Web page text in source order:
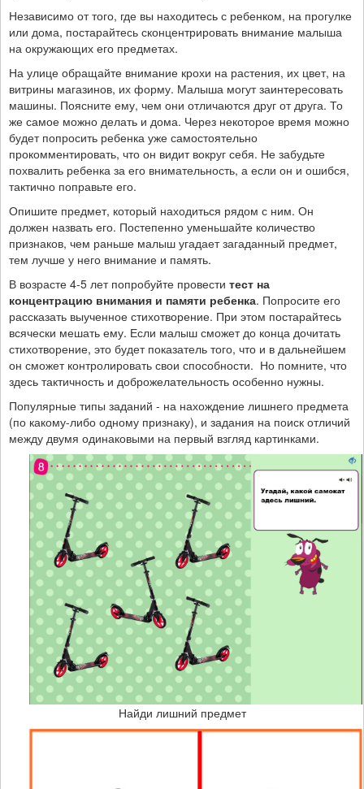
Независимо от того, где вы находитесь с ребенком, на прогулке
или дома, постарайтесь сконцентрировать внимание малыша
на окружающих его предметах.
На улице обращайте внимание крохи на растения, их цвет, на
витрины магазинов, их форму. Малыша могут заинтересовать
машины. Поясните ему, чем они отличаются друг от друга. То
же самое можно делать и дома. Через некоторое время можно
будет попросить ребенка уже самостоятельно
прокомментировать, что он видит вокруг себя. Не забудьте
похвалить ребенка за его внимательность, а если он и ошибся,
тактично поправьте его.
Опишите предмет, который находиться рядом с ним. Он
должен назвать его. Постепенно уменьшайте количество
признаков, чем раньше малыш угадает загаданный предмет,
тем лучше у него внимание и память.
В возрасте 4-5 лет попробуйте провести тест на
концентрацию внимания и памяти ребенка. Попросите его
рассказать выученное стихотворение. При этом постарайтесь
всячески мешать ему. Если малыш сможет до конца дочитать
стихотворение, это будет показатель того, что и в дальнейшем
он сможет контролировать свои способности. Но помните, что
здесь тактичность и доброжелательность особенно нужны.
Популярные типы заданий - на нахождение лишнего предмета
(по какому-либо одному признаку), и задания на поиск отличий
между двумя одинаковыми на первый взгляд картинками.
Найди лишний предмет